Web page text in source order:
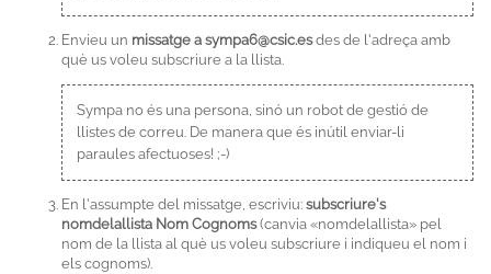
Envieu un missatge a sympa6@csic.esdes de l'adreça amb
què us voleu subscriure a la llista.
Sympa no és una persona, sinó un robot de gestió de
llistes de correu. De manera que és inútil enviar-li
paraules afectuoses! ;-)
En l'assumpte del missatge, escriviu: subscriure's
nomdelallista Nom Cognoms(canvia «nomdelallista» pel
nom de la llista al què us voleu subscriure i indiqueu el nom i
els cognoms).